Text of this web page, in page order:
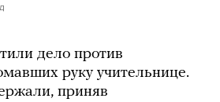
дело против
руку учительнице.
приняв